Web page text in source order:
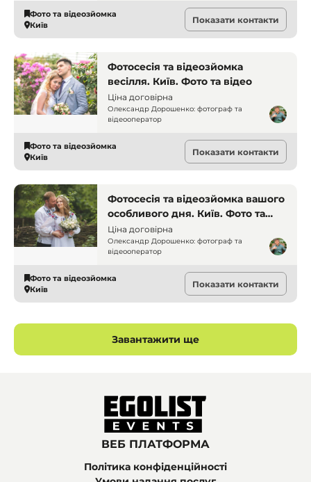
Фото та відеозйомка
Київ
Показати контакти
Фотосесія та відеозйомка
весілля. Київ. Фото та відео
Ціна договірна
Олександр Дорошенко: фотограф та
відеооператор
Фото та відеозйомка
Київ
Показати контакти
Фотосесія та відеозйомка вашого
особливого дня. Київ. Фото та
відео
Ціна договірна
Олександр Дорошенко: фотограф та
відеооператор
Фото та відеозйомка
Київ
Показати контакти
Завантажити ще
ВЕБ ПЛАТФОРМА
Політика конфіденційності